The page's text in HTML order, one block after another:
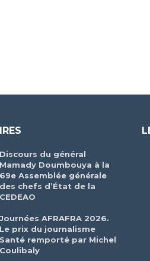
Discours du général
Mamady Doumbouya à la
69e Assemblée générale
des chefs d’État de la
CEDEAO
Journées AFRAFRA 2026.
Le prix du journalisme
Santé remporté par Michel
Coulibaly